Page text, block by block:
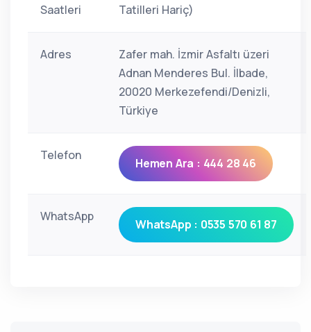
Saatleri
Tatilleri Hariç)
Adres
Zafer mah. İzmir Asfaltı üzeri
Adnan Menderes Bul. İlbade,
20020 Merkezefendi/Denizli,
Türkiye
Telefon
Hemen Ara : 444 28 46
WhatsApp
WhatsApp : 0535 570 61 87